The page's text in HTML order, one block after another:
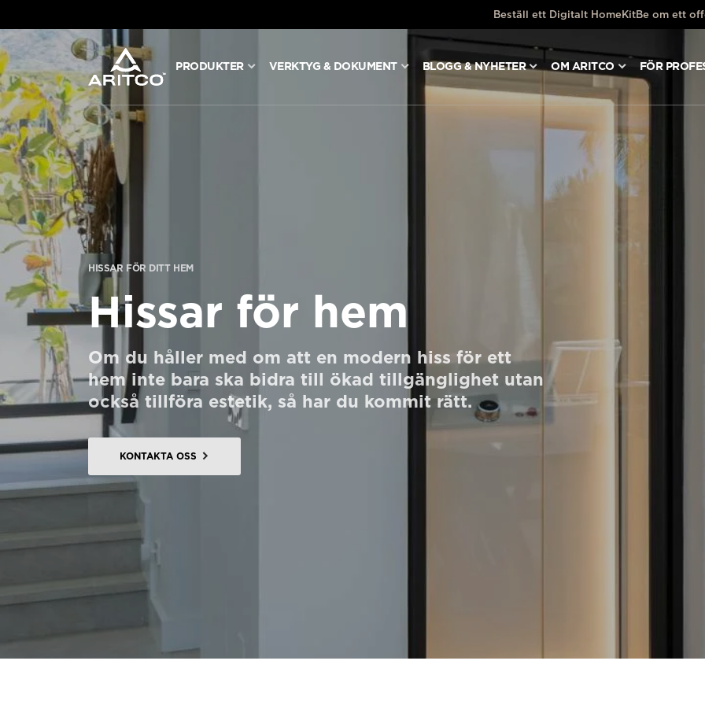
Beställ ett Digitalt HomeKitBe om ett
PRODUKTER VERKTYG & DOKUMENT BLOGG & NYHETER OM ARITCO FÖR
PRODUKTER
VERKTYG & DOKUMENT
BLOGG & NYHETER
OM ARITCO
FÖR PROFESSIONELLA
Beställ ett Digitalt HomeKit
Be om ett offertförslag
Kontakta oss
Anmälan till nyhetsbrev
FAQ
HISSAR FÖR DITT HEM
Hissar för hem
Om du håller med om att en modern hiss för ett
hem inte bara ska bidra till ökad tillgänglighet utan
också tillföra estetik, så har du kommit rätt.
KONTAKTA OSS